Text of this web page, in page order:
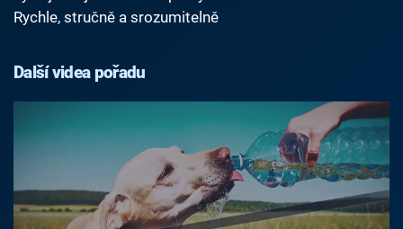
Rychle, stručně a srozumitelně
Další videa pořadu